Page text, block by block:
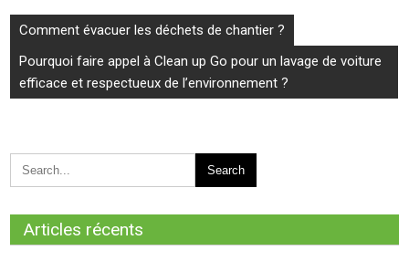
Navigation
de
l’article
Comment évacuer les déchets de chantier ?
Pourquoi faire appel à Clean up Go pour un lavage de voiture
efficace et respectueux de l’environnement ?
Articles récents